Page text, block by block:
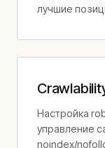
лучшие
Настройка
управление
noindex/